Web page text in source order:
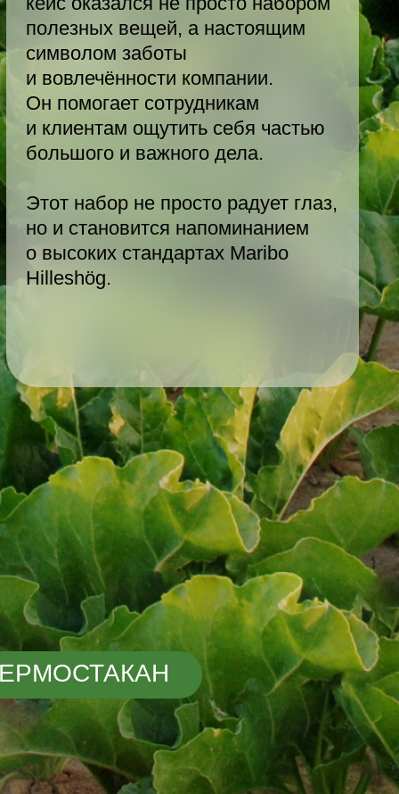
не просто радует глаз,
напоминанием
стандартах Maribo